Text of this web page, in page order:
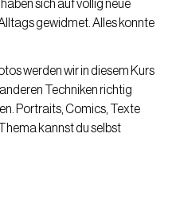
sich auf völlig neue
gewidmet. Alles konnte
werden wir in diesem Kurs
Techniken richtig
Portraits, Comics, Texte
kannst du selbst